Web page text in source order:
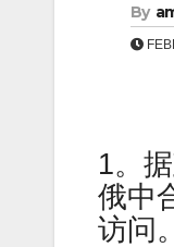
By
1。
俄中
访问。